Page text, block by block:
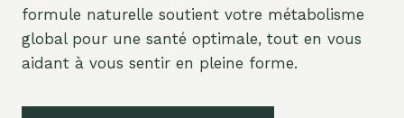
120,00 €.60,00 €.
formule naturelle soutient votre métabolisme
global pour une santé optimale, tout en vous
aidant à vous sentir en pleine forme.